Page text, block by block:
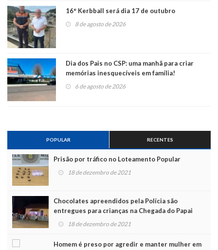
16° Kerbball será dia 17 de outubro
8 de agosto de 2026
Dia dos Pais no CSP: uma manhã para criar
memórias inesquecíveis em família!
6 de agosto de 2026
POPULAR RECENTES
Prisão por tráfico no Loteamento Popular
18 de dezembro de 2021
Chocolates apreendidos pela Polícia são
entregues para crianças na Chegada do Papai
Noel 18 de dezembro de 2021
Homem é preso por agredir e manter mulher em